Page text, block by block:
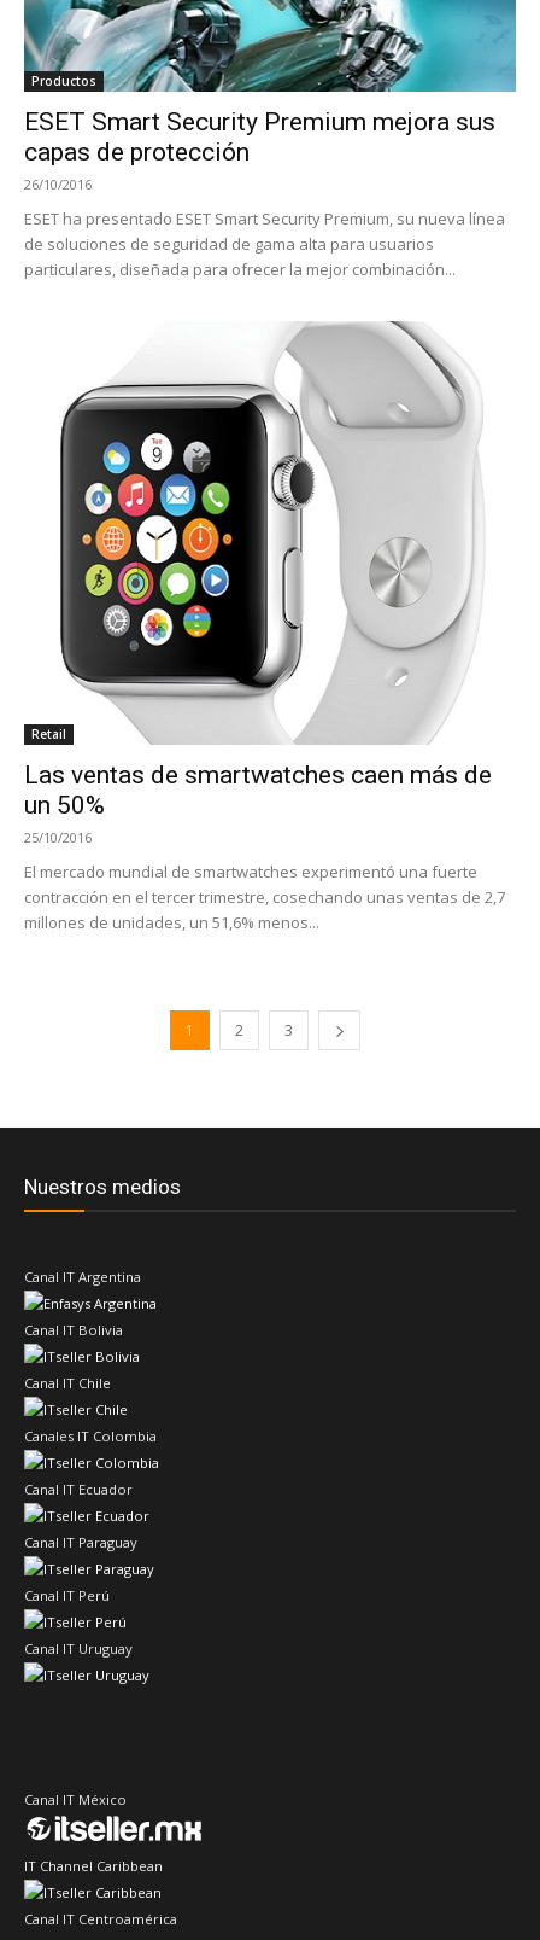
Productos
ESET Smart Security Premium mejora sus
capas de protección
26/10/2016
ESET ha presentado ESET Smart Security Premium, su nueva línea
de soluciones de seguridad de gama alta para usuarios
particulares, diseñada para ofrecer la mejor combinación...
Retail
Las ventas de smartwatches caen más de
un 50%
25/10/2016
El mercado mundial de smartwatches experimentó una fuerte
contracción en el tercer trimestre, cosechando unas ventas de 2,7
millones de unidades, un 51,6% menos...
1 2 3
Nuestros medios
Canal IT Argentina
Canal IT Bolivia
Canal IT Chile
Canales IT Colombia
Canal IT Ecuador
Canal IT Paraguay
Canal IT Perú
Canal IT Uruguay
Canal IT México
IT Channel Caribbean
Canal IT Centroamérica